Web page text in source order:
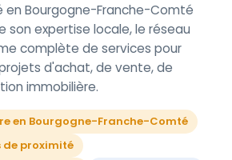
en Bourgogne-Franche-Comté
son expertise locale, le réseau
complète de services pour
d'achat, de vente, de
immobilière.
en Bourgogne-Franche-Comté
de proximité